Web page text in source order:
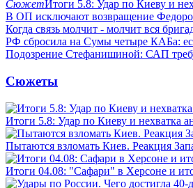
СюжетИтоги 5.8: Удар по Киеву и
В ОП исключают возвращение
Когда связь молчит - молчит вся
РФ сбросила на Сумы четыре КАБа:
Подозрение Стефанишиной: САП
Сюжеты
Итоги 5.8: Удар по Киеву и нехватка
Пытаются взломать Киев. Реакция
Итоги 04.08: "Сафари" в Херсоне и